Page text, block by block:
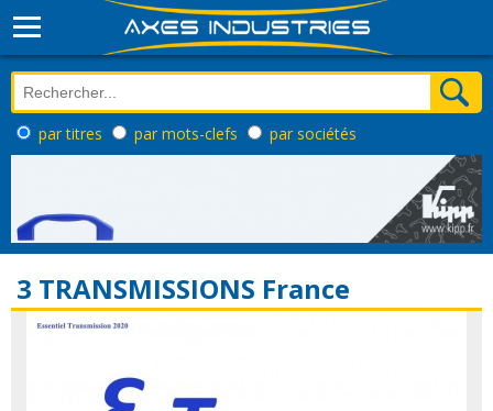
par titres par mots-clefs par sociétés
3 TRANSMISSIONS France